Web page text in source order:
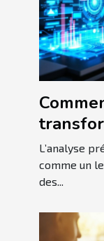
L’analyse
comme un
des...